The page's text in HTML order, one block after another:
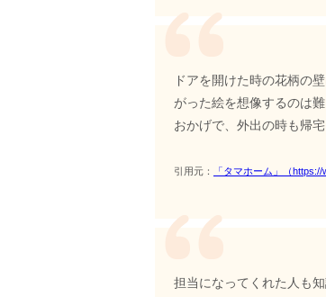
ドアを開けた時の花柄の
がった絵を想像するのは
おかげで、外出の時も帰
引用元： 「タマホーム」（
担当になってくれた人も